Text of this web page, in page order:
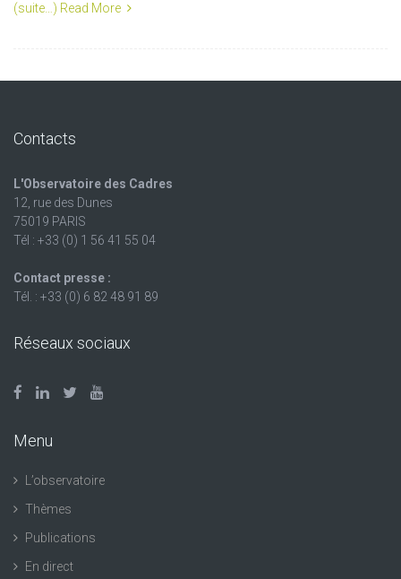
(suite…) Read More
Contacts
L'Observatoire des Cadres
12, rue des Dunes
75019 PARIS
Tél : +33 (0) 1 56 41 55 04
Contact presse :
Tél. : +33 (0) 6 82 48 91 89
Réseaux sociaux
Menu
L’observatoire
Thèmes
Publications
En direct